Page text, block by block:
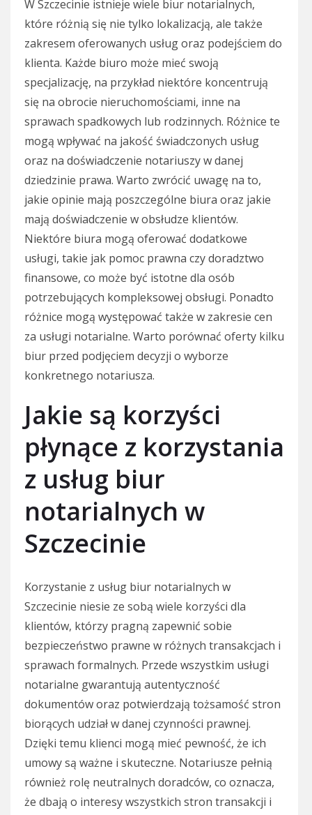
W Szczecinie istnieje wiele biur notarialnych,
które różnią się nie tylko lokalizacją, ale także
zakresem oferowanych usług oraz podejściem do
klienta. Każde biuro może mieć swoją
specjalizację, na przykład niektóre koncentrują
się na obrocie nieruchomościami, inne na
sprawach spadkowych lub rodzinnych. Różnice te
mogą wpływać na jakość świadczonych usług
oraz na doświadczenie notariuszy w danej
dziedzinie prawa. Warto zwrócić uwagę na to,
jakie opinie mają poszczególne biura oraz jakie
mają doświadczenie w obsłudze klientów.
Niektóre biura mogą oferować dodatkowe
usługi, takie jak pomoc prawna czy doradztwo
finansowe, co może być istotne dla osób
potrzebujących kompleksowej obsługi. Ponadto
różnice mogą występować także w zakresie cen
za usługi notarialne. Warto porównać oferty kilku
biur przed podjęciem decyzji o wyborze
konkretnego notariusza.
Jakie są korzyści
płynące z korzystania
z usług biur
notarialnych w
Szczecinie
Korzystanie z usług biur notarialnych w
Szczecinie niesie ze sobą wiele korzyści dla
klientów, którzy pragną zapewnić sobie
bezpieczeństwo prawne w różnych transakcjach i
sprawach formalnych. Przede wszystkim usługi
notarialne gwarantują autentyczność
dokumentów oraz potwierdzają tożsamość stron
biorących udział w danej czynności prawnej.
Dzięki temu klienci mogą mieć pewność, że ich
umowy są ważne i skuteczne. Notariusze pełnią
również rolę neutralnych doradców, co oznacza,
że dbają o interesy wszystkich stron transakcji i